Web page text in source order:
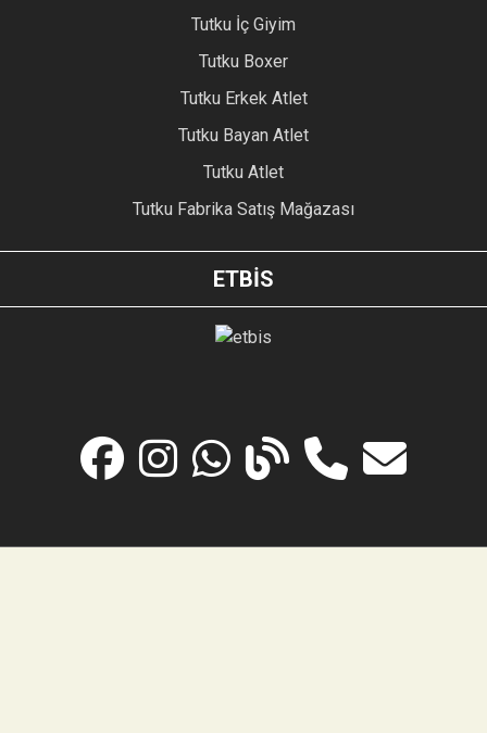
Tutku İç Giyim
Tutku Boxer
Tutku Erkek Atlet
Tutku Bayan Atlet
Tutku Atlet
Tutku Fabrika Satış Mağazası
ETBİS